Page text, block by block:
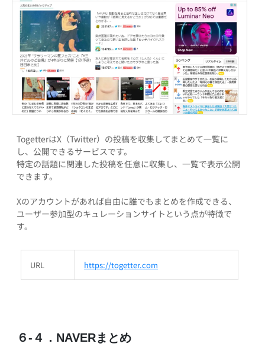
TogetterはX（Twitter）の投稿を収集してまとめて一覧に
し、公開できるサービスです。
特定の話題に関連した投稿を任意に収集し、一覧で表示公開
できます。
Xのアカウントがあれば自由に誰でもまとめを作成できる、
ユーザー参加型のキュレーションサイトという点が特徴で
す。
URL https://togetter.com
６-４．NAVERまとめ